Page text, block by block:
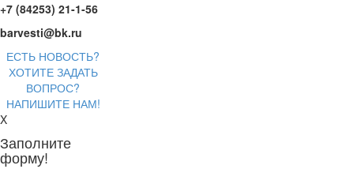
+7 (84253) 21-1-56
barvesti@bk.ru
ЕСТЬ НОВОСТЬ?
ХОТИТЕ ЗАДАТЬ
ВОПРОС?
НАПИШИТЕ НАМ!
X
Заполните
форму!